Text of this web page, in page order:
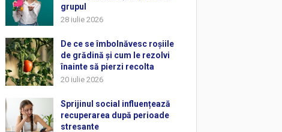
grupul
28 iulie 2026
De ce se îmbolnăvesc roșiile
de grădină și cum le rezolvi
înainte să pierzi recolta
20 iulie 2026
Sprijinul social influențează
recuperarea după perioade
stresante